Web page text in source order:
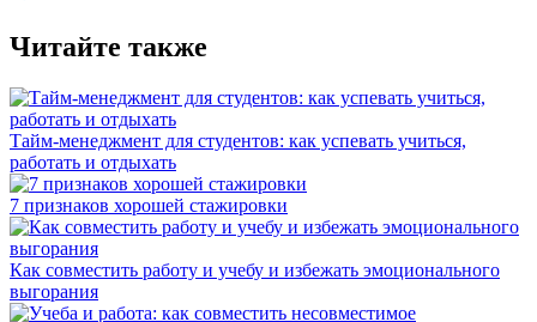
Читайте также
Тайм-менеджмент для студентов: как успевать учиться,
работать и отдыхать
7 признаков хорошей стажировки
Как совместить работу и учебу и избежать эмоционального
выгорания